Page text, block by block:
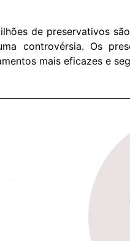
de preservativos
controvérsia. Os
mais eficazes e